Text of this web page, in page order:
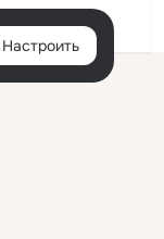
Настроить